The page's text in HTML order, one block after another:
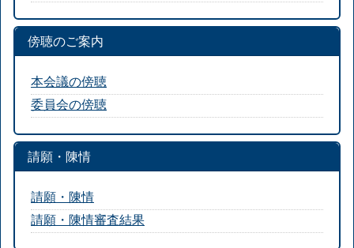
傍聴のご案内
本会議の傍聴
委員会の傍聴
請願・陳情
請願・陳情
請願・陳情審査結果